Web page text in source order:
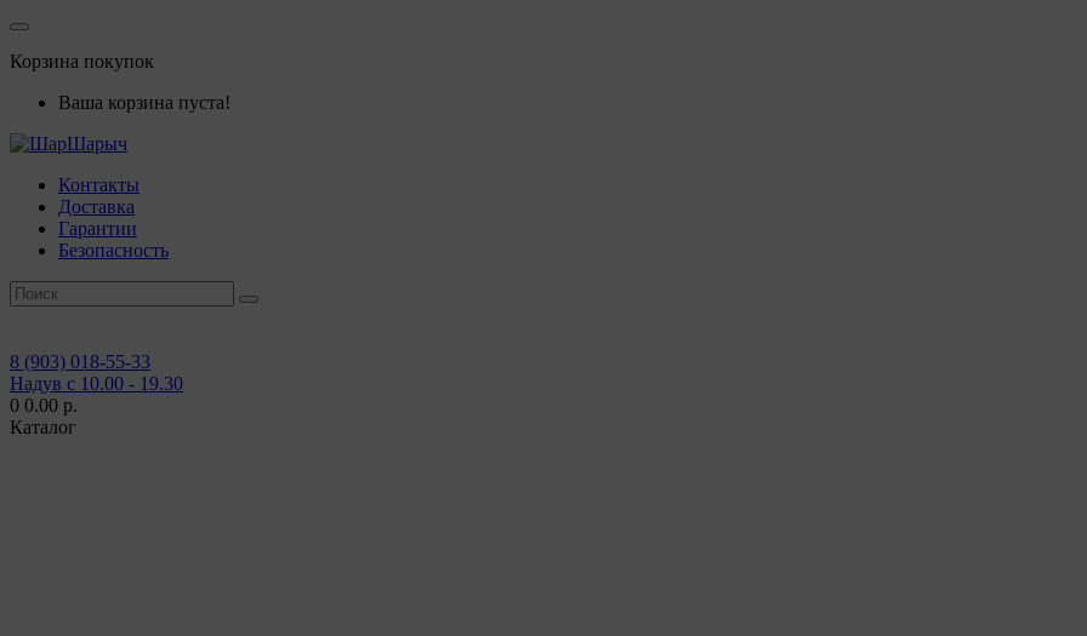
Корзина покупок
Ваша корзина пуста!
Контакты
Доставка
Гарантии
Безопасность
8 (903) 018-55-33
Надув с 10.00 - 19.30
0 0.00 р.
Каталог